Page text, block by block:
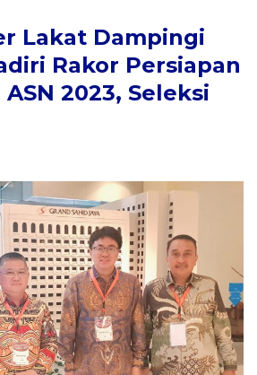
Lakat Dampingi
Rakor Persiapan
2023, Seleksi